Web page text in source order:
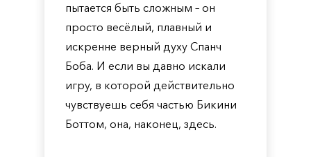
пытается быть сложным – он
просто весёлый, плавный и
искренне верный духу Спанч
Боба. И если вы давно искали
игру, в которой действительно
чувствуешь себя частью Бикини
Боттом, она, наконец, здесь.